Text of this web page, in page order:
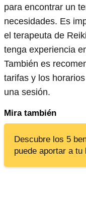
para encontrar un
necesidades. Es
el terapeuta de
tenga experiencia
También es
tarifas y los
una sesión.
Mira también
Descubre los 5
puede aportar a tu